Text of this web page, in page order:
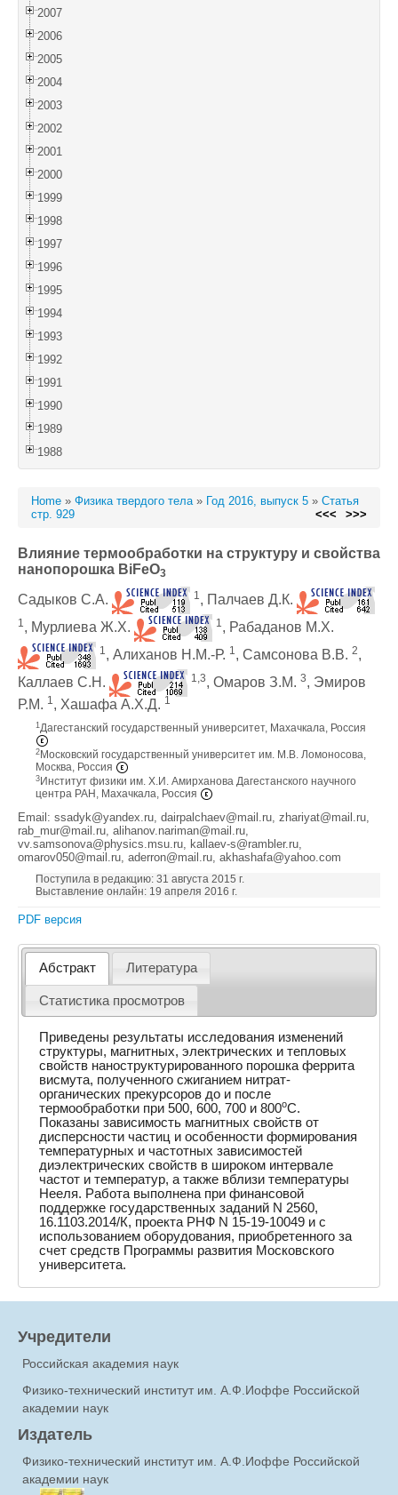
2007
2006
2005
2004
2003
2002
2001
2000
1999
1998
1997
1996
1995
1994
1993
1992
1991
1990
1989
1988
Home » Физика твердого тела» Год 2016, выпуск 5 » Статья
стр. 929
<<< >>>
Влияние термообработки на структуру и свойства
нанопорошка BiFeO3
Садыков С.А. 1 , Палчаев Д.К.
1 , Мурлиева Ж.Х. 1 , Рабаданов М.Х.
1 , Алиханов Н.М.-Р. 1 , Самсонова В.В. 2,
Каллаев С.Н.
1,3, Омаров З.М. 3, Эмиров
Р.М. 1, Хашафа А.Х.Д. 1
1 Дагестанский государственный университет, Махачкала, Россия
2 Московский государственный университет им. М.В. Ломоносова,
Москва, Россия
3 Институт физики им. Х.И. Амирханова Дагестанского научного
центра РАН, Махачкала, Россия
Email: ssadyk@yandex.ru, dairpalchaev@mail.ru, zhariyat@mail.ru,
rab_mur@mail.ru, alihanov.nariman@mail.ru,
vv.samsonova@physics.msu.ru, kallaev-s@rambler.ru,
omarov050@mail.ru, aderron@mail.ru, akhashafa@yahoo.com
Поступила в редакцию: 31 августа 2015 г.
Выставление онлайн: 19 апреля 2016 г.
PDF версия
Абстракт Литература
Статистика просмотров
Приведены результаты исследования изменений
структуры, магнитных, электрических и тепловых
свойств наноструктурированного порошка феррита
висмута, полученного сжиганием нитрат-
органических прекурсоров до и после
термообработки при 500, 600, 700 и 800oC.
Показаны зависимость магнитных свойств от
дисперсности частиц и особенности формирования
температурных и частотных зависимостей
диэлектрических свойств в широком интервале
частот и температур, а также вблизи температуры
Нееля. Работа выполнена при финансовой
поддержке государственных заданий N 2560,
16.1103.2014/К, проекта РНФ N 15-19-10049 и с
использованием оборудования, приобретенного за
счет средств Программы развития Московского
университета.
Учредители
Российская академия наук
Физико-технический институт им. А.Ф.Иоффе Российской
академии наук
Издатель
Физико-технический институт им. А.Ф.Иоффе Российской
академии наук